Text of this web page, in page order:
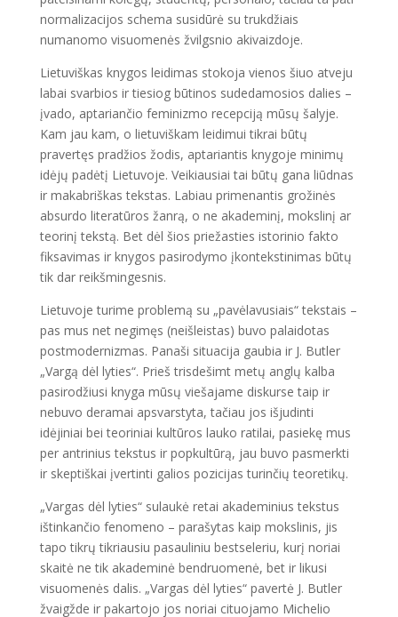
normalizacijos schema susidūrė su trukdžiais
numanomo visuomenės žvilgsnio akivaizdoje.
Lietuviškas knygos leidimas stokoja vienos šiuo atveju
labai svarbios ir tiesiog būtinos sudedamosios dalies –
įvado, aptariančio feminizmo recepciją mūsų šalyje.
Kam jau kam, o lietuviškam leidimui tikrai būtų
pravertęs pradžios žodis, aptariantis knygoje minimų
idėjų padėtį Lietuvoje. Veikiausiai tai būtų gana liūdnas
ir makabriškas tekstas. Labiau primenantis grožinės
absurdo literatūros žanrą, o ne akademinį, mokslinį ar
teorinį tekstą. Bet dėl šios priežasties istorinio fakto
fiksavimas ir knygos pasirodymo įkontekstinimas būtų
tik dar reikšmingesnis.
Lietuvoje turime problemą su „pavėlavusiais“ tekstais –
pas mus net negimęs (neišleistas) buvo palaidotas
postmodernizmas. Panaši situacija gaubia ir J. Butler
„Vargą dėl lyties“. Prieš trisdešimt metų anglų kalba
pasirodžiusi knyga mūsų viešajame diskurse taip ir
nebuvo deramai apsvarstyta, tačiau jos išjudinti
idėjiniai bei teoriniai kultūros lauko ratilai, pasiekę mus
per antrinius tekstus ir popkultūrą, jau buvo pasmerkti
ir skeptiškai įvertinti galios pozicijas turinčių teoretikų.
„Vargas dėl lyties“ sulaukė retai akademinius tekstus
ištinkančio fenomeno – parašytas kaip mokslinis, jis
tapo tikrų tikriausiu pasauliniu bestseleriu, kurį noriai
skaitė ne tik akademinė bendruomenė, bet ir likusi
visuomenės dalis. „Vargas dėl lyties“ pavertė J. Butler
žvaigžde ir pakartojo jos noriai cituojamo Michelio